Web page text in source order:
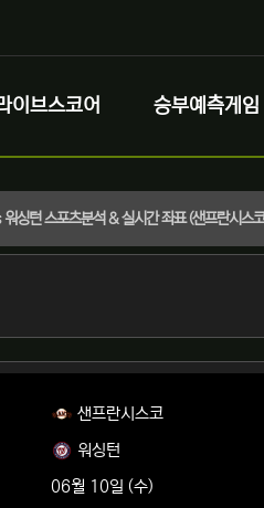
이브스코어 승부예측게임
싱턴 스포츠분석 & 실시간 좌표 (샌프란시스
샌프란시스코
워싱턴
06월 10일 (수)